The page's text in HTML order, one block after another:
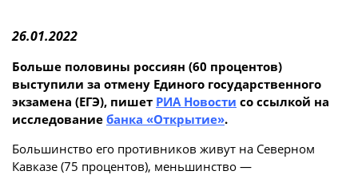
26.01.2022
Больше половины россиян (60 процентов)
выступили за отмену Единого государственного
экзамена (ЕГЭ), пишет РИА Новости со ссылкой на
исследование банка «Открытие».
Большинство его противников живут на Северном
Кавказе (75 процентов), меньшинство —